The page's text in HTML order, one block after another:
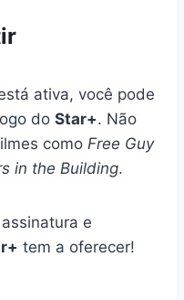
ativa, você pode
do Star+. Não
como Free Guy
in the Building.
e
tem a oferecer!